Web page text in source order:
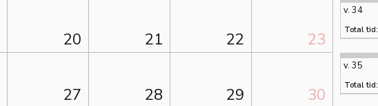
20 21 22 23
v. 34
Total tid:
27 28 29 30
v. 35
Total tid: